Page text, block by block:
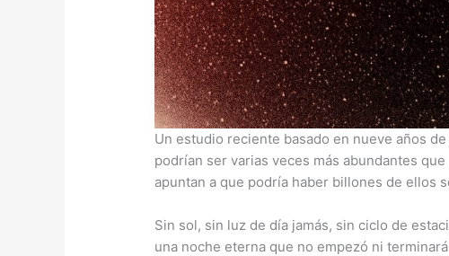
Un estudio reciente basado en nueve años
podrían ser varias veces más abundantes
apuntan a que podría haber billones de ellos
Sin sol, sin luz de día jamás, sin ciclo de
una noche eterna que no empezó ni